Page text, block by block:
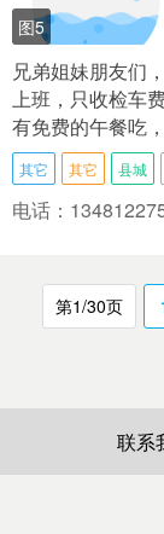
图5
兄弟姐妹朋友们
上班，只收检车
有免费的午餐吃
其它 其它 县城
电话：
第1/30页
联系